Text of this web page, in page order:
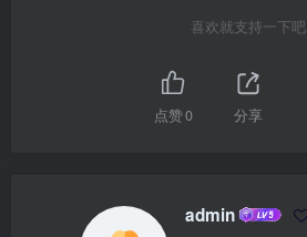
喜欢就支持一下吧
点赞0 分享
admin